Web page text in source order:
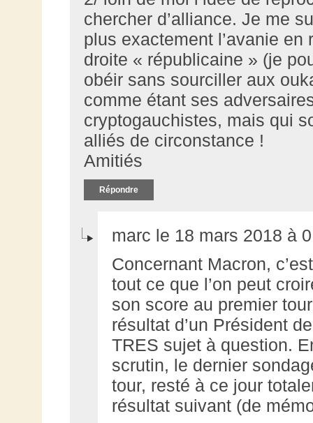
chercher d’alliance. Je me
plus exactement l’avanie
droite « républicaine » (je
obéir sans sourciller aux
comme étant ses
cryptogauchistes, mais qui
alliés de circonstance !
Amitiés
Répondre
marc le 18 mars 2018 à
Concernant Macron,
tout ce que l’on peut
son score au premier
résultat d’un Président
TRES sujet à question.
scrutin, le dernier
tour, resté à ce jour
résultat suivant (de